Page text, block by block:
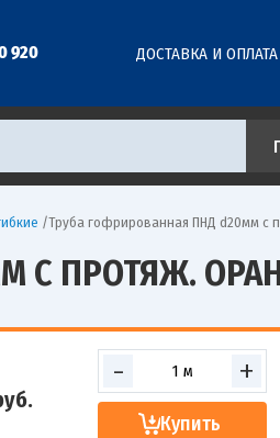
920 ДОСТАВКА И ОПЛАТА
/Труба гофрированная ПНД d20мм с
ПРОТЯЖ.
- +
Купить